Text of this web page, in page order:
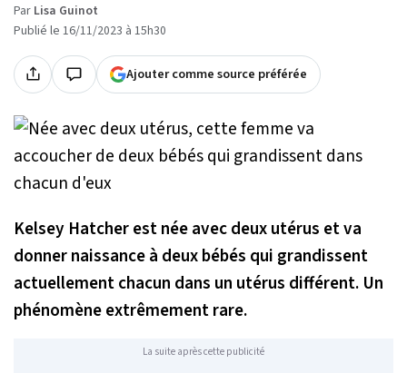
Par Lisa Guinot
Publié le 16/11/2023 à 15h30
Ajouter comme source préférée
Kelsey Hatcher est née avec deux utérus et va
donner naissance à deux bébés qui grandissent
actuellement chacun dans un utérus différent. Un
phénomène extrêmement rare.
La suite après cette publicité